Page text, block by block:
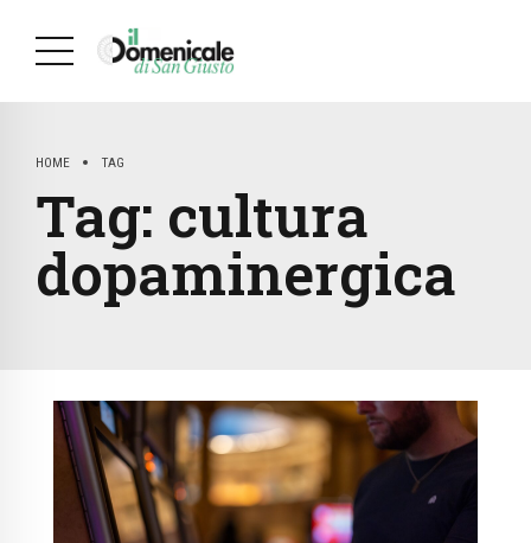
HOME TAG
Tag: cultura
dopaminergica